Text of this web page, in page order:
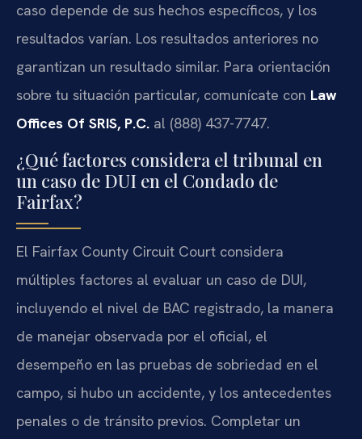
caso depende de sus hechos específicos, y los
resultados varían. Los resultados anteriores no
garantizan un resultado similar. Para orientación
sobre tu situación particular, comunícate con Law
Offices Of SRIS, P.C. al (888) 437-7747.
¿Qué factores considera el tribunal en
un caso de DUI en el Condado de
Fairfax?
El Fairfax County Circuit Court considera
múltiples factores al evaluar un caso de DUI,
incluyendo el nivel de BAC registrado, la manera
de manejar observada por el oficial, el
desempeño en las pruebas de sobriedad en el
campo, si hubo un accidente, y los antecedentes
penales o de tránsito previos. Completar un